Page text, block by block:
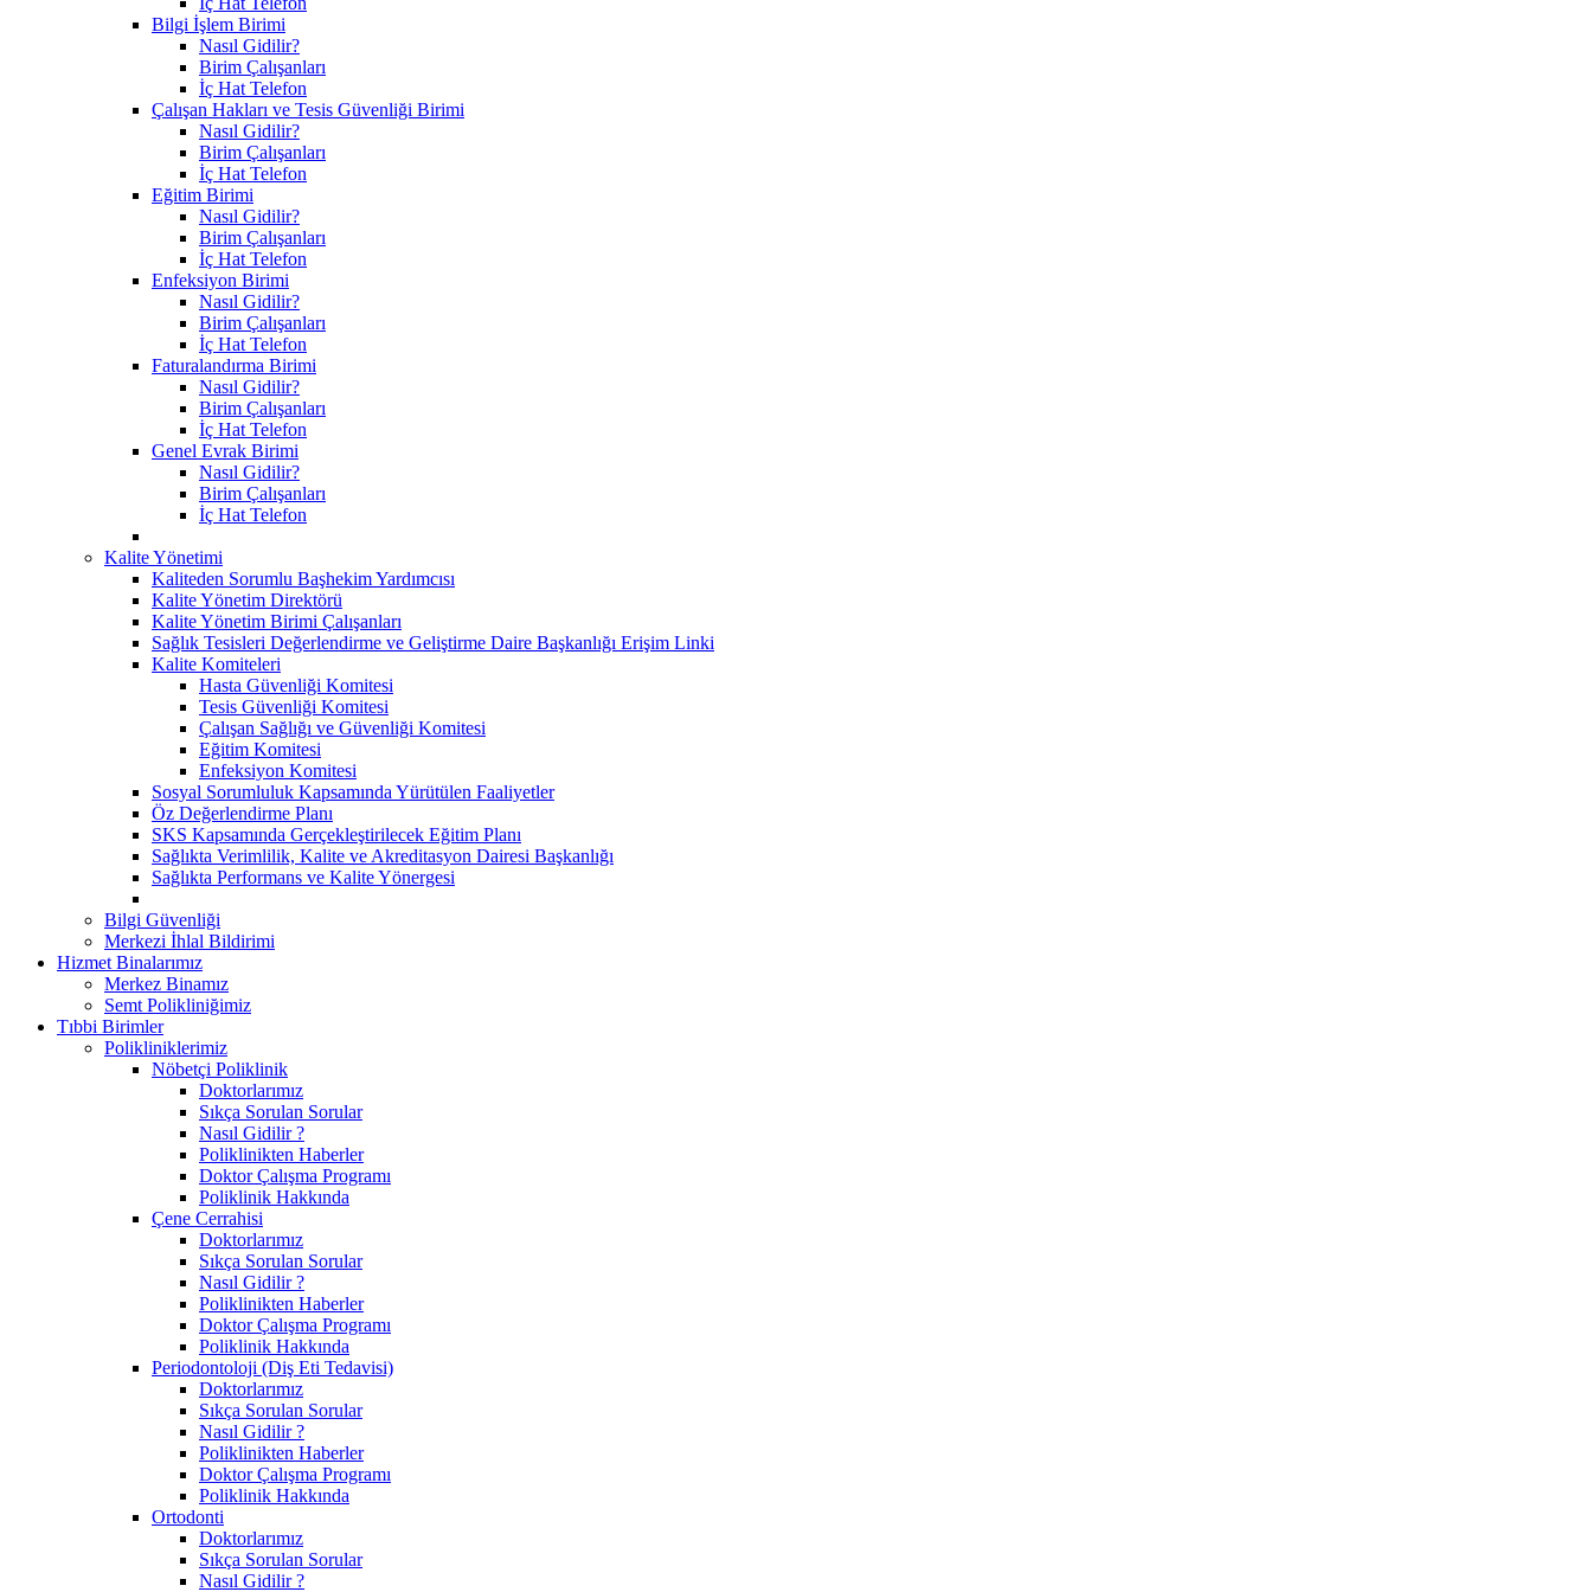
Bilgi İşlem Birimi
Nasıl Gidilir?
Birim Çalışanları
İç Hat Telefon
Çalışan Hakları ve Tesis Güvenliği Birimi
Nasıl Gidilir?
Birim Çalışanları
İç Hat Telefon
Eğitim Birimi
Nasıl Gidilir?
Birim Çalışanları
İç Hat Telefon
Enfeksiyon Birimi
Nasıl Gidilir?
Birim Çalışanları
İç Hat Telefon
Faturalandırma Birimi
Nasıl Gidilir?
Birim Çalışanları
İç Hat Telefon
Genel Evrak Birimi
Nasıl Gidilir?
Birim Çalışanları
İç Hat Telefon
Kalite Yönetimi
Kaliteden Sorumlu Başhekim Yardımcısı
Kalite Yönetim Direktörü
Kalite Yönetim Birimi Çalışanları
Sağlık Tesisleri Değerlendirme ve Geliştirme Daire Başkanlığı Erişim Linki
Kalite Komiteleri
Hasta Güvenliği Komitesi
Tesis Güvenliği Komitesi
Çalışan Sağlığı ve Güvenliği Komitesi
Eğitim Komitesi
Enfeksiyon Komitesi
Sosyal Sorumluluk Kapsamında Yürütülen Faaliyetler
Öz Değerlendirme Planı
SKS Kapsamında Gerçekleştirilecek Eğitim Planı
Sağlıkta Verimlilik, Kalite ve Akreditasyon Dairesi Başkanlığı
Sağlıkta Performans ve Kalite Yönergesi
Bilgi Güvenliği
Merkezi İhlal Bildirimi
Hizmet Binalarımız
Merkez Binamız
Semt Polikliniğimiz
Tıbbi Birimler
Polikliniklerimiz
Nöbetçi Poliklinik
Doktorlarımız
Sıkça Sorulan Sorular
Nasıl Gidilir ?
Poliklinikten Haberler
Doktor Çalışma Programı
Poliklinik Hakkında
Çene Cerrahisi
Doktorlarımız
Sıkça Sorulan Sorular
Nasıl Gidilir ?
Poliklinikten Haberler
Doktor Çalışma Programı
Poliklinik Hakkında
Periodontoloji (Diş Eti Tedavisi)
Doktorlarımız
Sıkça Sorulan Sorular
Nasıl Gidilir ?
Poliklinikten Haberler
Doktor Çalışma Programı
Poliklinik Hakkında
Ortodonti
Doktorlarımız
Sıkça Sorulan Sorular
Nasıl Gidilir ?